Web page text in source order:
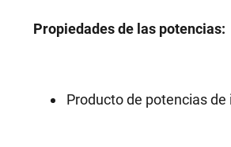
Propiedades de las potencias:
Producto de potencias de